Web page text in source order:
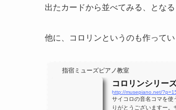
出たカードから並べてみる、とな
他に、コロリンというのも作ってい
指宿ミューズピアノ教室
コロリンシリー
http://musepiano.net/
サイコロの音名コマを使
りがとうございますー。